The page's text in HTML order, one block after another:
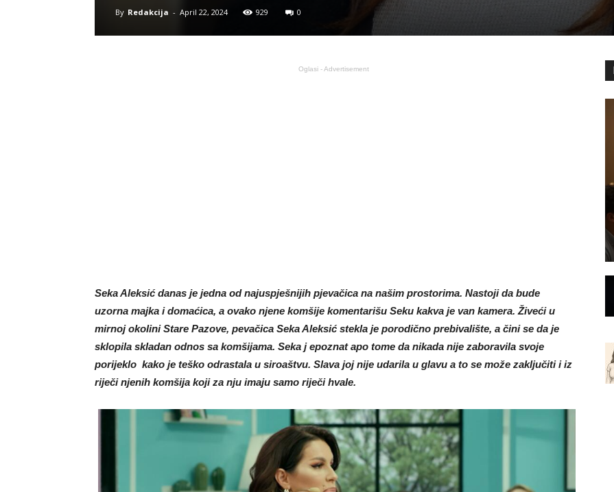
By Redakcija - April 22, 2024 929 0
Oglasi - Advertisement
Seka Aleksić danas je jedna od najuspješnijih pjevačica na našim prostorima. Nastoji da bude
uzorna majka i domaćica, a ovako njene komšije komentarišu Seku kakva je van kamera. Živeći u
mirnoj okolini Stare Pazove, pevačica Seka Aleksić stekla je porodično prebivalište, a čini se da je
sklopila skladan odnos sa komšijama. Seka j epoznat apo tome da nikada nije zaboravila svoje
porijeklo kako je teško odrastala u siroaštvu. Slava joj nije udarila u glavu a to se može zaključiti i iz
riječi njenih komšija koji za nju imaju samo riječi hvale.